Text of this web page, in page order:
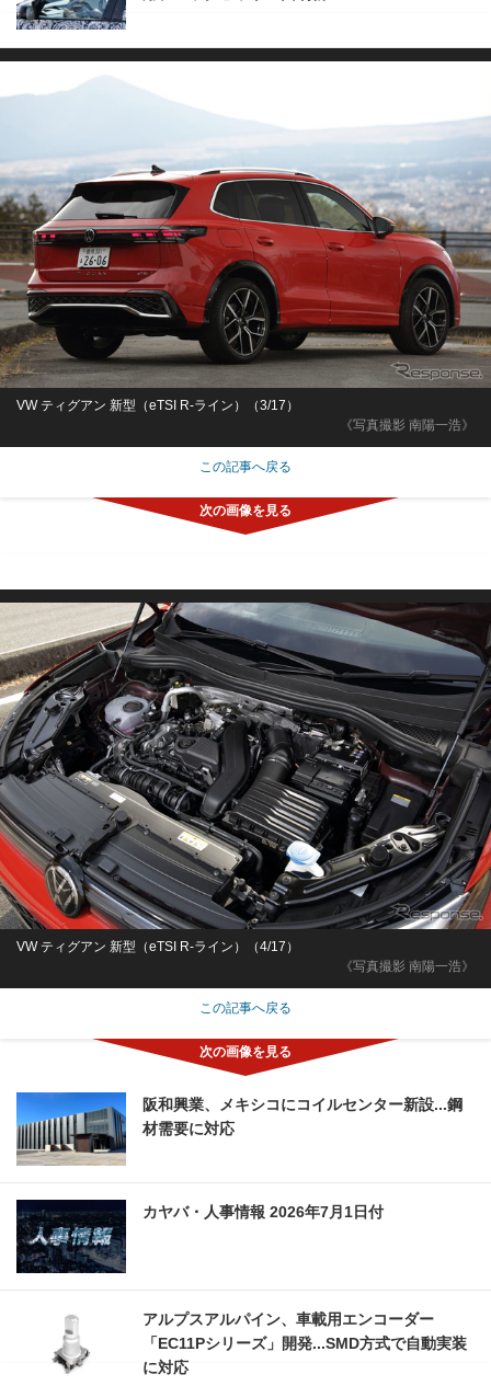
《写真撮影 南陽一浩》
VW ティグアン 新型（eTSI R-ライン）（3/17）
この記事へ戻る
《写真撮影 南陽一浩》
VW ティグアン 新型（eTSI R-ライン）（4/17）
この記事へ戻る
阪和興業、メキシコにコイルセンター新設...鋼
材需要に対応
カヤバ・人事情報 2026年7月1日付
アルプスアルパイン、車載用エンコーダー
「EC11Pシリーズ」開発...SMD方式で自動実装
に対応